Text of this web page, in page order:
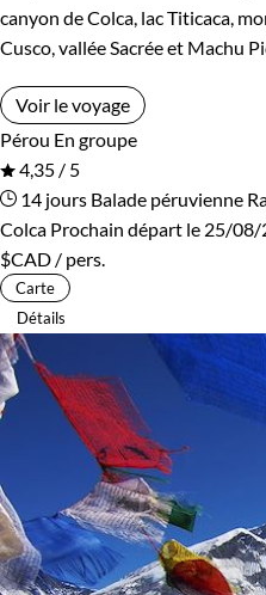
canyon de Colca, lac Titicaca,
Cusco, vallée Sacrée et Machu
Voir le voyage
Pérou En groupe
4,35 / 5
14 jours Balade péruvienne
Colca Prochain départ le 25/
$CAD / pers.
Carte
Détails